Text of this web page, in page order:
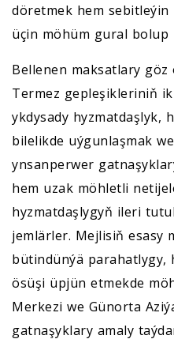
döretmek hem
üçin möhüm gural bolup
Bellenen maksatlary
Termez gepleşikleriniň
ykdysady hyzmatdaşlyk,
bilelikde uýgunlaşmak
ynsanperwer
hem uzak möhletli
hyzmatdaşlygyň ileri
jemlärler. Mejlisiň esasy
bütindünýä parahatlygy,
ösüşi üpjün etmekde
Merkezi we Günorta
gatnaşyklary amaly